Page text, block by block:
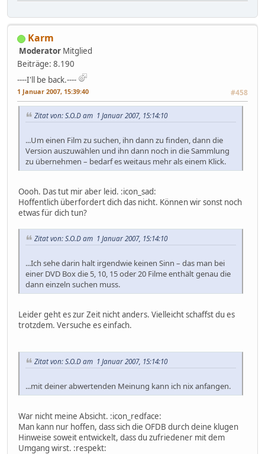
Karm
Moderator Mitglied
Beiträge: 8.190
----I'll be back.----
1 Januar 2007, 15:39:40 #458
Zitat von: S.O.D am 1 Januar 2007, 15:14:10
...Um einen Film zu suchen, ihn dann zu finden, dann die
Version auszuwählen und ihn dann noch in die Sammlung
zu übernehmen – bedarf es weitaus mehr als einem Klick.
Oooh. Das tut mir aber leid. :icon_sad:
Hoffentlich überfordert dich das nicht. Können wir sonst noch
etwas für dich tun?
Zitat von: S.O.D am 1 Januar 2007, 15:14:10
...Ich sehe darin halt irgendwie keinen Sinn – das man bei
einer DVD Box die 5, 10, 15 oder 20 Filme enthält genau die
dann einzeln suchen muss.
Leider geht es zur Zeit nicht anders. Vielleicht schaffst du es
trotzdem. Versuche es einfach.
Zitat von: S.O.D am 1 Januar 2007, 15:14:10
...mit deiner abwertenden Meinung kann ich nix anfangen.
War nicht meine Absicht. :icon_redface:
Man kann nur hoffen, dass sich die OFDB durch deine klugen
Hinweise soweit entwickelt, dass du zufriedener mit dem
Umgang wirst. :respekt: